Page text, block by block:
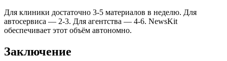
Для клиники достаточно 3-5 материалов в неделю. Для
автосервиса — 2-3. Для агентства — 4-6. NewsKit
обеспечивает этот объём автономно.
Заключение